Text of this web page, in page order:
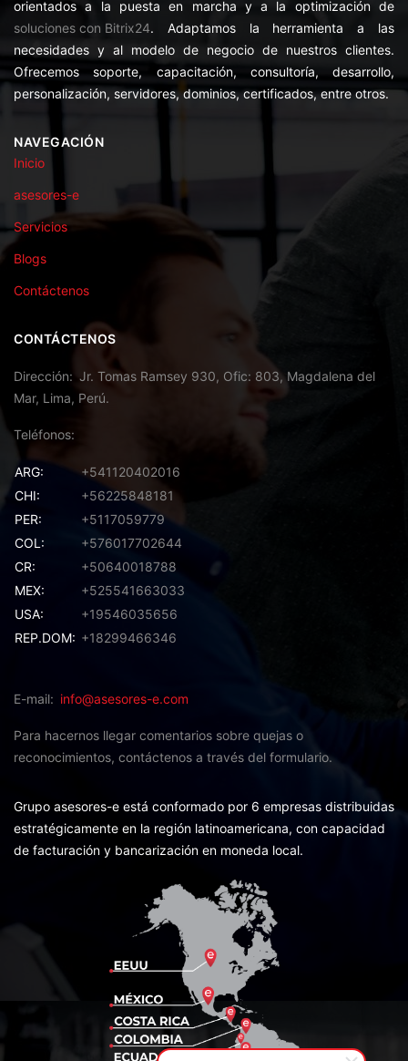
orientados a la puesta en marcha y a la optimización de
soluciones con Bitrix24. Adaptamos la herramienta a las
necesidades y al modelo de negocio de nuestros clientes.
Ofrecemos soporte, capacitación, consultoría, desarrollo,
personalización, servidores, dominios, certificados, entre otros.
NAVEGACIÓN
Inicio
asesores-e
Servicios
Blogs
Contáctenos
CONTÁCTENOS
Dirección
Jr. Tomas Ramsey 930, Ofic: 803, Magdalena del
Mar, Lima, Perú.
Teléfonos
ARG:
+541120402016
CHI:
+56225848181
PER:
+5117059779
COL:
+576017702644
CR:
+50640018788
MEX:
+525541663033
USA:
+19546035656
REP.DOM: +18299466346
E-mail info@asesores-e.com
Para hacernos llegar comentarios sobre quejas o
reconocimientos, contáctenos a través del formulario.
Grupo asesores-e está conformado por 6 empresas distribuidas
estratégicamente en la región latinoamericana, con capacidad
de facturación y bancarización en moneda local.